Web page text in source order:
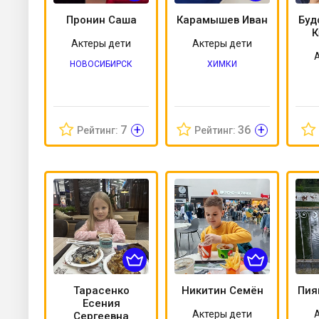
Пронин Саша
Актеры дети
НОВОСИБИРСК
Рейтинг: 7 +
Карамышев Иван
Актеры дети
ХИМКИ
Рейтинг: 36 +
Тарасенко
Есения
Сергеевна
Никитин Семён
Актеры дети